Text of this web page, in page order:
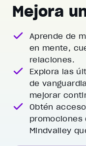
Mejora
Aprende de
en mente,
relaciones.
Explora las
de vanguardia
mejorar
Obtén
promociones
Mindvalley